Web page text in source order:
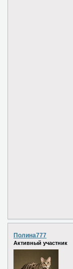
Полина777
Активный участник